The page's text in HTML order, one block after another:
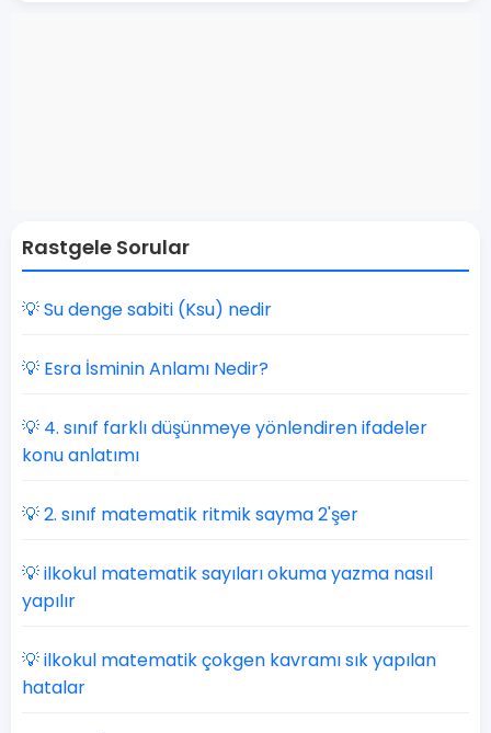
Rastgele Sorular
💡 Su denge sabiti (Ksu) nedir
💡 Esra İsminin Anlamı Nedir?
💡 4. sınıf farklı düşünmeye yönlendiren ifadeler
konu anlatımı
💡 2. sınıf matematik ritmik sayma 2'şer
💡 ilkokul matematik sayıları okuma yazma nasıl
yapılır
💡 ilkokul matematik çokgen kavramı sık yapılan
hatalar